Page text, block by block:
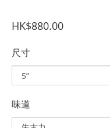
HK$880.00
尺寸
味道